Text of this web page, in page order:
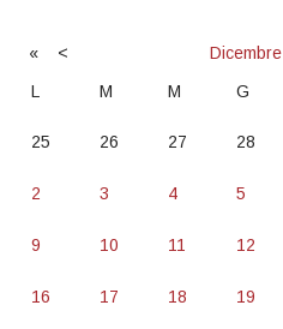
« < Dicembre
L
M M G
25 26 27 28
2 3 4 5
9 10 11 12
16 17 18 19